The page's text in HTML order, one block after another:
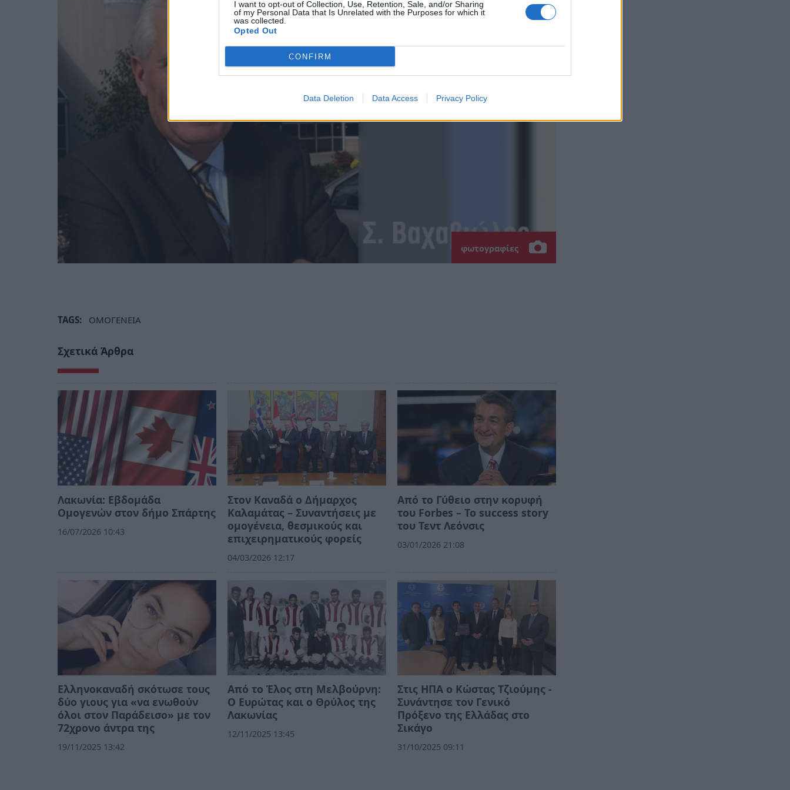
I want to opt-out of Collection, Use, Retention, Sale, and/or Sharing
of my Personal Data that Is Unrelated with the Purposes for which it
was collected.
Opted Out
CONFIRM
Data Deletion Data Access Privacy Policy
φωτογραφίες
TAGS: ΟΜΟΓΕΝΕΙΑ
Σχετικά Άρθρα
Λακωνία: Εβδομάδα
Ομογενών στον δήμο Σπάρτης
16/07/2026 10:43
Στον Καναδά ο Δήμαρχος
Καλαμάτας – Συναντήσεις με
ομογένεια, θεσμικούς και
επιχειρηματικούς φορείς
04/03/2026 12:17
Από το Γύθειο στην κορυφή
του Forbes – Το success story
του Τεντ Λεόνσις
03/01/2026 21:08
Ελληνοκαναδή σκότωσε τους
δύο γιους για «να ενωθούν
όλοι στον Παράδεισο» με τον
72χρονο άντρα της
19/11/2025 13:42
Από το Έλος στη Μελβούρνη:
Ο Ευρώτας και ο Θρύλος της
Λακωνίας
12/11/2025 13:45
Στις ΗΠΑ ο Κώστας Τζιούμης -
Συνάντησε τον Γενικό
Πρόξενο της Ελλάδας στο
Σικάγο
31/10/2025 09:11